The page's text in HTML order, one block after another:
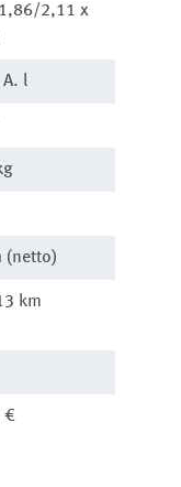
2,11 x
l
(netto)
km
€